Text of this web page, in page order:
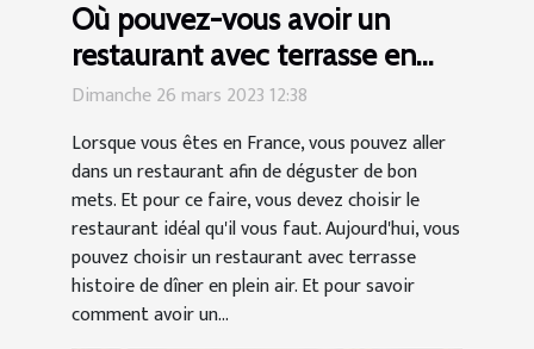
Où pouvez-vous avoir un
restaurant avec terrasse en
France ?
Dimanche 26 mars 2023 12:38
Lorsque vous êtes en France, vous pouvez aller
dans un restaurant afin de déguster de bon
mets. Et pour ce faire, vous devez choisir le
restaurant idéal qu'il vous faut. Aujourd'hui, vous
pouvez choisir un restaurant avec terrasse
histoire de dîner en plein air. Et pour savoir
comment avoir un...